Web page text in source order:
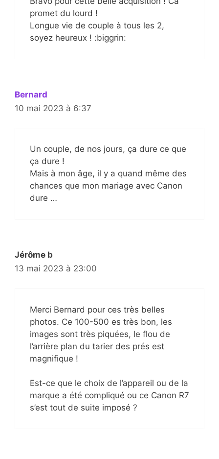
promet du lourd !
Longue vie de couple à tous les 2,
soyez heureux ! :biggrin:
Bernard
10 mai 2023 à 6:37
Un couple, de nos jours, ça dure ce que
ça dure !
Mais à mon âge, il y a quand même des
chances que mon mariage avec Canon
dure …
Jérôme b
13 mai 2023 à 23:00
Merci Bernard pour ces très belles
photos. Ce 100-500 es très bon, les
images sont très piquées, le flou de
l’arrière plan du tarier des prés est
magnifique !
Est-ce que le choix de l’appareil ou de la
marque a été compliqué ou ce Canon R7
s’est tout de suite imposé ?